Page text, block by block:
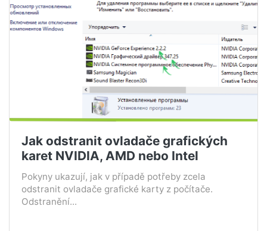
Jak odstranit ovladače grafických
karet NVIDIA, AMD nebo Intel
Pokyny ukazují, jak v případě potřeby zcela
odstranit ovladače grafické karty z počítače.
Odstranění...